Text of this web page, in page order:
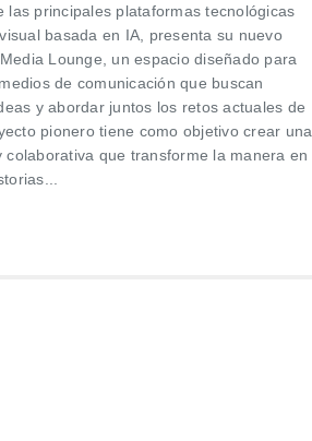
las principales plataformas tecnológicas
basada en IA, presenta su nuevo
Lounge, un espacio diseñado para
de comunicación que buscan
y abordar juntos los retos actuales de
pionero tiene como objetivo crear una
colaborativa que transforme la manera en